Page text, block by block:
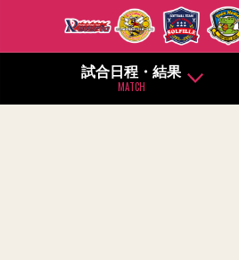
試合日程・結果
MATCH